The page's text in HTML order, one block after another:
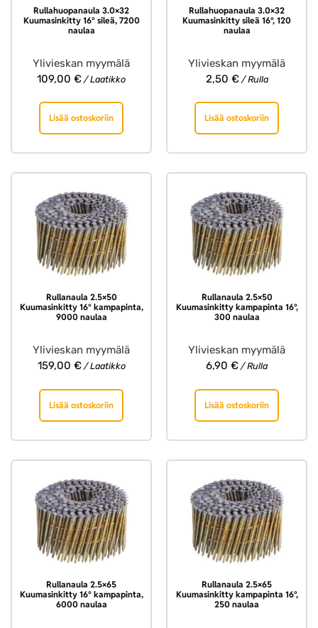
Rullahuopanaula 3.0×32
Kuumasinkitty 16° sileä, 7200
naulaa
Ylivieskan myymälä
109,00 € / Laatikko
Lisää ostoskoriin
Rullahuopanaula 3.0×32
Kuumasinkitty sileä 16°, 120
naulaa
Ylivieskan myymälä
2,50 €/ Rulla
Lisää ostoskoriin
Rullanaula 2.5×50
Kuumasinkitty 16° kampapinta,
9000 naulaa
Ylivieskan myymälä
159,00 €/ Laatikko
Lisää ostoskoriin
Rullanaula 2.5×50
Kuumasinkitty kampapinta 16°,
300 naulaa
Ylivieskan myymälä
6,90 € / Rulla
Lisää ostoskoriin
Rullanaula 2.5×65
Kuumasinkitty 16° kampapinta,
6000 naulaa
Rullanaula 2.5×65
Kuumasinkitty kampapinta 16°,
250 naulaa